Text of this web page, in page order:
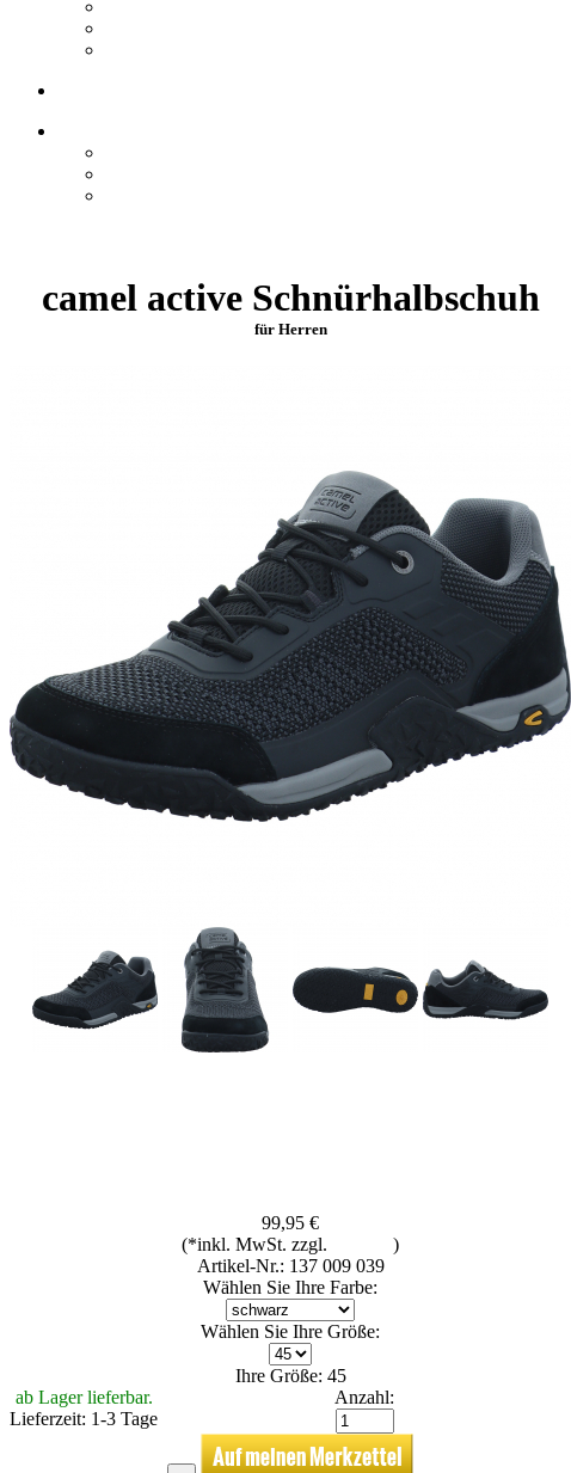
camel active Schnürhalbschuh
für Herren
99,95 €
(*inkl. MwSt. zzgl.
)
Artikel-Nr.: 137 009 039
Wählen Sie Ihre Farbe:
Wählen Sie Ihre Größe:
Ihre Größe: 45
ab Lager lieferbar.
Lieferzeit: 1-3 Tage
Anzahl: